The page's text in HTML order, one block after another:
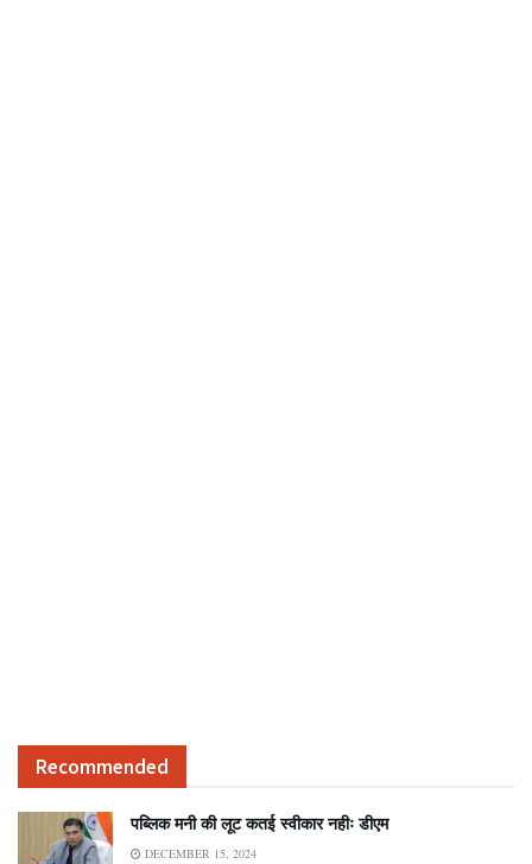
Recommended
पब्लिक मनी की लूट कतई स्वीकार नहीः डीएम
DECEMBER 15, 2024